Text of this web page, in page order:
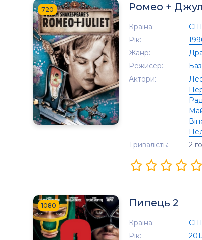
720 Ромео +
Країна:
Рік:
Жанр:
Режисер:
Актори:
Тривалість:
2
1080 Пипець 2
Країна:
Рік: